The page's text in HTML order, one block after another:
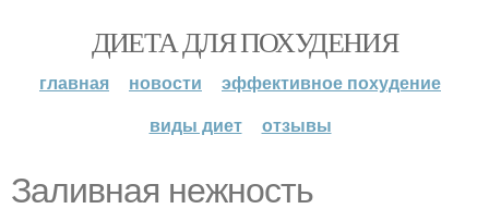
ДИЕТА ДЛЯ ПОХУДЕНИЯ
главная новости
эффективное похудение
виды диет
отзывы
Заливная нежность